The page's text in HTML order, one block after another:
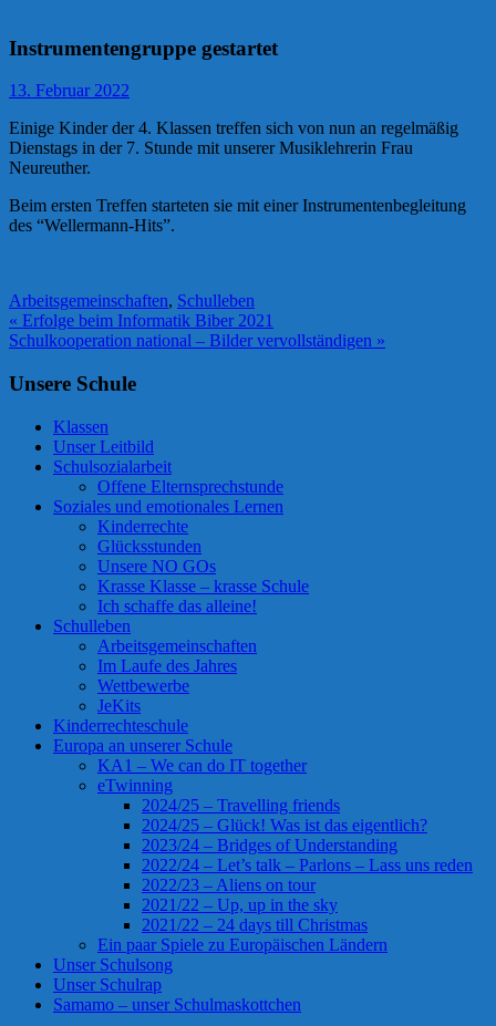
Instrumentengruppe gestartet
13. Februar 2022
Einige Kinder der 4. Klassen treffen sich von nun an regelmäßig
Dienstags in der 7. Stunde mit unserer Musiklehrerin Frau
Neureuther.
Beim ersten Treffen starteten sie mit einer Instrumentenbegleitung
des “Wellermann-Hits”.
Arbeitsgemeinschaften, Schulleben
Beitragsnavigation
« Erfolge beim Informatik Biber 2021
Schulkooperation national – Bilder vervollständigen »
Unsere Schule
Klassen
Unser Leitbild
Schulsozialarbeit
Offene Elternsprechstunde
Soziales und emotionales Lernen
Kinderrechte
Glücksstunden
Unsere NO GOs
Krasse Klasse – krasse Schule
Ich schaffe das alleine!
Schulleben
Arbeitsgemeinschaften
Im Laufe des Jahres
Wettbewerbe
JeKits
Kinderrechteschule
Europa an unserer Schule
KA1 – We can do IT together
eTwinning
2024/25 – Travelling friends
2024/25 – Glück! Was ist das eigentlich?
2023/24 – Bridges of Understanding
2022/24 – Let’s talk – Parlons – Lass uns reden
2022/23 – Aliens on tour
2021/22 – Up, up in the sky
2021/22 – 24 days till Christmas
Ein paar Spiele zu Europäischen Ländern
Unser Schulsong
Unser Schulrap
Samamo – unser Schulmaskottchen